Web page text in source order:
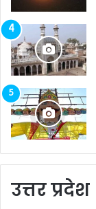
उत्तर प्रदेश